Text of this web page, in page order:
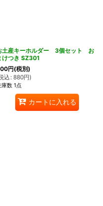
土産キーホルダー 3個セット お
けつき SZ301
円(税別)
込 : 880円)
庫数 1点
カートに入れる